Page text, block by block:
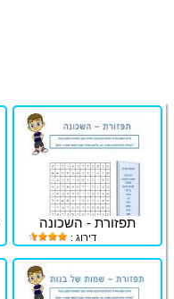
תפזורת - השכונה
דירוג :